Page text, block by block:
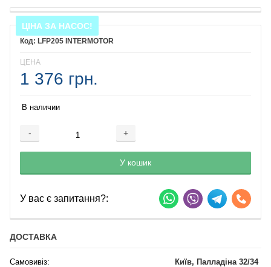
ЦІНА ЗА НАСОС!
LFP205 INTERMOTOR
ЦЕНА
1 376 грн.
В наличии
- +
Добавляется...
У кошик
Добавлен
У вас є запитання?:
ДОСТАВКА
Самовивіз:
Київ, Палладіна 32/34